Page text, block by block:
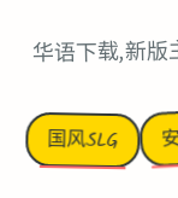
华语下载,新版
国风SLG